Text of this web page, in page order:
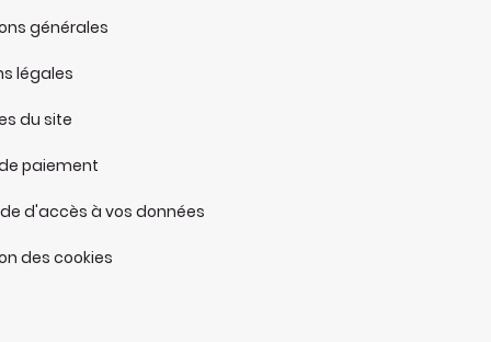
générales
légales
du site
paiement
d'accès à vos données
des cookies